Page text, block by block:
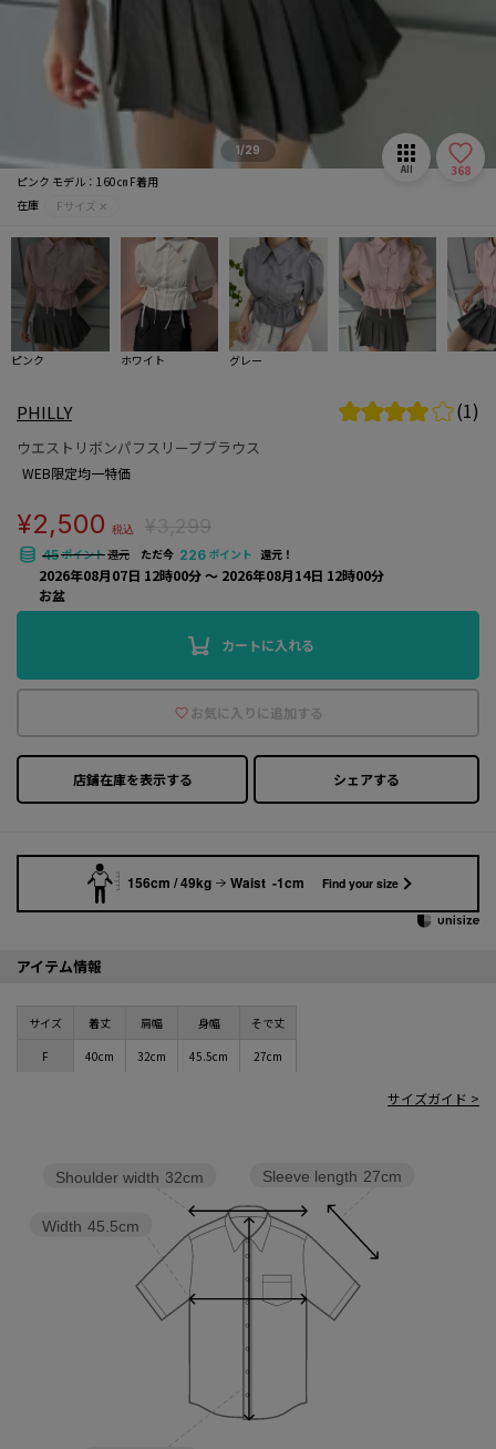
All 368
1/29
ピンク モデル：160㎝ F着用
在庫
Fサイズ ✕
ピンク ホワイト グレー
PHILLY (1)
ウエストリボンパフスリーブブラウス
WEB限定均一特価
¥2,500 税込 ¥3,299
45ポイント還元 ただ今 226 ポイント 還元！
2026年08月07日 12時00分 〜 2026年08月14日 12時00分
お盆
カートに入れる
お気に入りに追加する
店鋪在庫を表示する シェアする
156cm / 49kg Waist -1cm Find your size
アイテム情報
サイズ 着丈 肩幅 身幅
そで丈
F
40cm 32cm 45.5cm 27cm
サイズガイド >
Sleeve length 27cm
Width 45.5cm
Shoulder width 32cm